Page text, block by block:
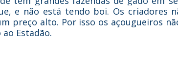
e não está tendo boi. Os criadores
preço alto. Por isso os açougueiros
Estadão.